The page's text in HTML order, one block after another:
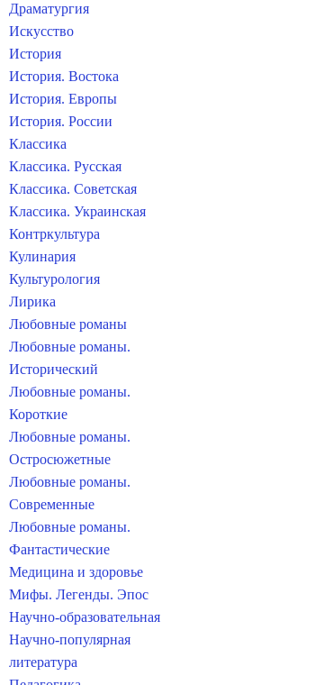
Драматургия
Искусство
История
История. Востока
История. Европы
История. России
Классика
Классика. Русская
Классика. Советская
Классика. Украинская
Контркультура
Кулинария
Культурология
Лирика
Любовные романы
Любовные романы.
Исторический
Любовные романы.
Короткие
Любовные романы.
Остросюжетные
Любовные романы.
Современные
Любовные романы.
Фантастические
Медицина и здоровье
Мифы. Легенды. Эпос
Научно-образовательная
Научно-популярная
литература